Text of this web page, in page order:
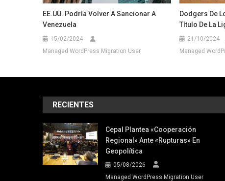
EE.UU. Podría Volver A Sancionar A
Venezuela
15/02/2024
Managed WordPress Migration User
Dodgers De
Título De La
21/10/2024
Managed
RECIENTES
Cepal Plantea «cooperación
Regional» Ante «rupturas» En
Geopolítica
05/08/2026
Managed WordPress Migration User